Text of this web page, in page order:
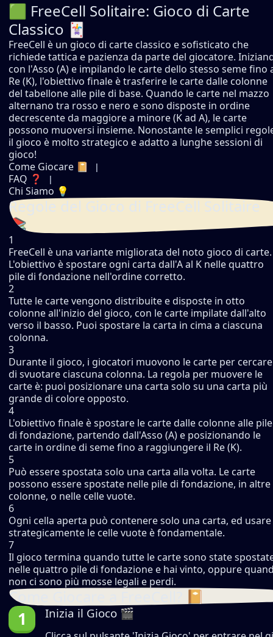
🟩 FreeCell Solitaire: Gioco di Carte
Classico 🃏
FreeCell è un gioco di carte classico e sofisticato che
richiede tattica e pazienza da parte del giocatore.
con l'Asso (A) e impilando le carte dello stesso seme fino
Re (K), l'obiettivo finale è trasferire le carte dalle colonne
del tabellone alle pile di base. Quando le carte nel mazzo
alternano tra rosso e nero e sono disposte in ordine
decrescente da maggiore a minore (K ad A), le carte
possono muoversi insieme. Nonostante le semplici
il gioco è molto strategico e adatto a lunghe sessioni di
gioco!
Come Giocare 📔
FAQ ❓
Chi Siamo 💡
Regole del Gioco di FreeCell Solitaire
📚
1
FreeCell è una variante migliorata del noto gioco di carte.
L'obiettivo è spostare ogni carta dall'A al K nelle quattro
pile di fondazione nell'ordine corretto.
2
Tutte le carte vengono distribuite e disposte in otto
colonne all'inizio del gioco, con le carte impilate dall'alto
verso il basso. Puoi spostare la carta in cima a ciascuna
colonna.
3
Durante il gioco, i giocatori muovono le carte per cercare
di svuotare ciascuna colonna. La regola per muovere le
carte è: puoi posizionare una carta solo su una carta più
grande di colore opposto.
4
L'obiettivo finale è spostare le carte dalle colonne alle pile
di fondazione, partendo dall'Asso (A) e posizionando le
carte in ordine di seme fino a raggiungere il Re (K).
5
Può essere spostata solo una carta alla volta. Le carte
possono essere spostate nelle pile di fondazione, in altre
colonne, o nelle celle vuote.
6
Ogni cella aperta può contenere solo una carta, ed usare
strategicamente le celle vuote è fondamentale.
7
Il gioco termina quando tutte le carte sono state
nelle quattro pile di fondazione e hai vinto, oppure
non ci sono più mosse legali e perdi.
Come Giocare a FreeCell? 📔
Inizia il Gioco 🎬